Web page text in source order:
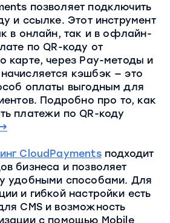
позволяет подключить
и ссылке. Этот инструмент
в онлайн, так и в офлайн-
по QR-коду от
карте, через Рау-методы и
кэшбэк — это
оплаты выгодным для
Подробно про то, как
платежи по QR-коду
CloudPaymentsподходит
бизнеса и позволяет
удобными способами. Для
и гибкой настройки есть
CMS и возможность
с помощью Mobile